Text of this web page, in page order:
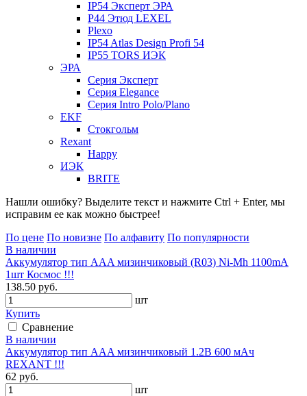
IP54 Эксперт ЭРА
P44 Этюд LEXEL
Plexo
IP54 Atlas Design Profi 54
IP55 TORS ИЭК
ЭРА
Серия Эксперт
Серия Elegance
Серия Intro Polo/Plano
EKF
Стокгольм
Rexant
Happy
ИЭК
BRITE
Нашли ошибку? Выделите текст и нажмите Ctrl + Enter, мы
исправим ее как можно быстрее!
По цене По новизне По алфавиту По популярности
В наличии
Аккумулятор тип AAA мизинчиковый (R03) Ni-Mh 1100mA
1шт Космос !!!
138.50 руб.
шт
Купить
Сравнение
В наличии
Аккумулятор тип AAA мизинчиковый 1.2В 600 мАч
REXANT !!!
62 руб.
шт